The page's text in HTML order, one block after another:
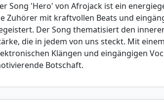
Song 'Hero' von Afrojack ist ein
Zuhörer mit kraftvollen Beats und
Der Song thematisiert den
die in jedem von uns steckt. Mit
Klängen und eingängigen
Botschaft.